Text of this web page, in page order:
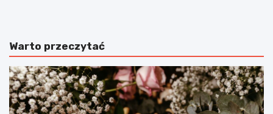
z
k
i
m
l
e
z
p
o
m
i
d
Warto przeczytać